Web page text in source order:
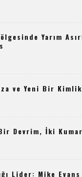
Yarım
ve Yeni Bir Kimlik
Devrim, İki Kumar
Lider: Mike Evans